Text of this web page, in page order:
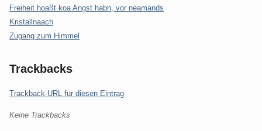
Freiheit hoaßt koa Angst habn, vor neamands
Kristallnaach
Zugang zum Himmel
Trackbacks
Trackback-URL für diesen Eintrag
Keine Trackbacks